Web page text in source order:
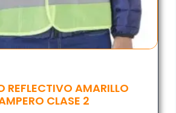
REFLECTIVO AMARILLO
CLASE 2